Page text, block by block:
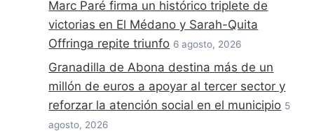
Marc Paré firma un histórico triplete de
victorias en El Médano y Sarah-Quita
Offringa repite triunfo 6 agosto, 2026
Granadilla de Abona destina más de un
millón de euros a apoyar al tercer sector y
reforzar la atención social en el municipio 5
agosto, 2026